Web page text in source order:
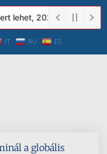
2023-tól a Védett
IT RU ES
a globális